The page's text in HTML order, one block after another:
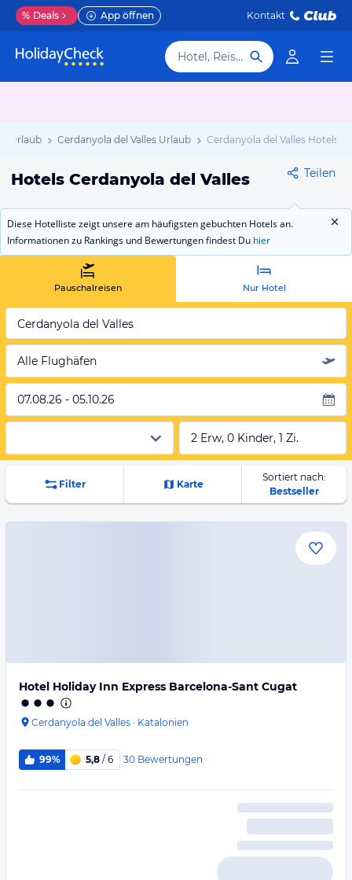
% Deals App öffnen Kontakt
Hotel, Reiseziel
Urlaub Cerdanyola del Valles Urlaub Cerdanyola del Valles Hotels
Hotels Cerdanyola del Valles Teilen
Diese Hotelliste zeigt unsere am häufigsten gebuchten Hotels an.
Informationen zu Rankings und Bewertungen findest Du hier
Pauschalreisen Nur Hotel
Cerdanyola del Valles
Alle Flughäfen
07.08.26 - 05.10.26
2 Erw, 0 Kinder, 1 Zi.
Filter Karte
Sortiert nach:
Bestseller
Hotel Holiday Inn Express Barcelona-Sant Cugat
Cerdanyola del Valles · Katalonien
99% 5,8 / 6 30 Bewertungen